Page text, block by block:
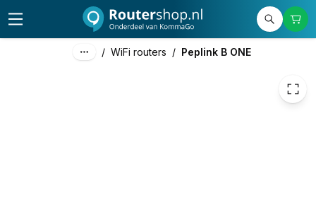
/ WiFi routers / Peplink B ONE
375,00 excl. btw
453,75 incl. btw